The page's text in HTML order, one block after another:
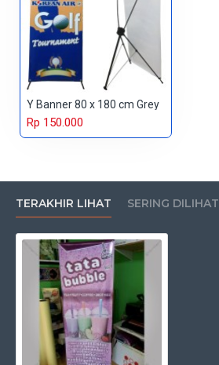
Y Banner 80 x 180 cm Grey
Rp 150.000
TERAKHIR LIHAT SERING DILIHAT